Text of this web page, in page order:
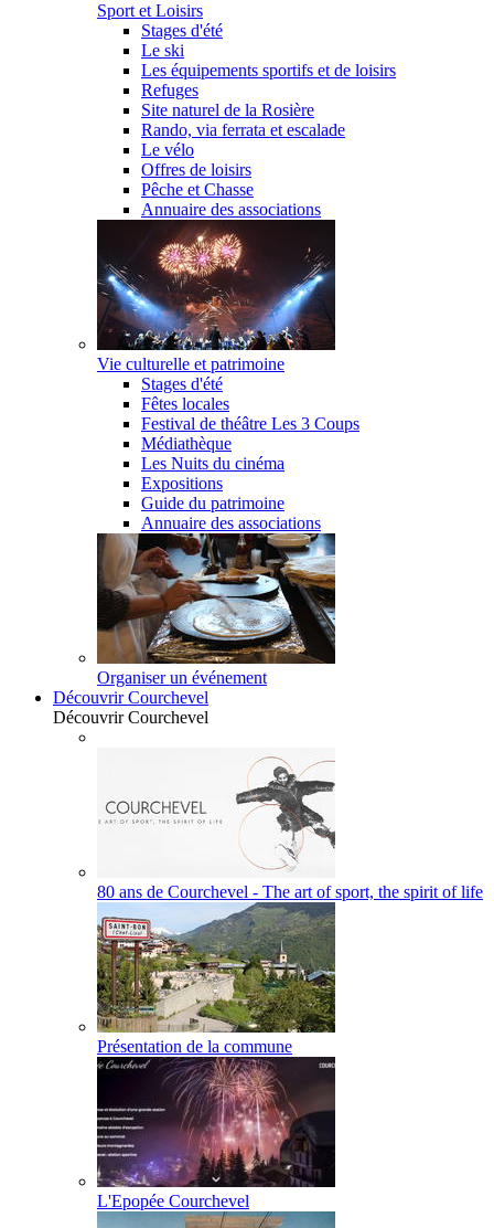
Sport et Loisirs
Stages d'été
Le ski
Les équipements sportifs et de loisirs
Refuges
Site naturel de la Rosière
Rando, via ferrata et escalade
Le vélo
Offres de loisirs
Pêche et Chasse
Annuaire des associations
Vie culturelle et patrimoine
Stages d'été
Fêtes locales
Festival de théâtre Les 3 Coups
Médiathèque
Les Nuits du cinéma
Expositions
Guide du patrimoine
Annuaire des associations
Organiser un événement
Découvrir Courchevel
Découvrir Courchevel
80 ans de Courchevel - The art of sport, the spirit of life
Présentation de la commune
L'Epopée Courchevel